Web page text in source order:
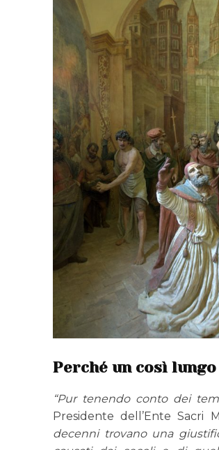
Perché un così
“Pur tenendo conto dei
Presidente dell’Ente Sacri
decenni trovano una